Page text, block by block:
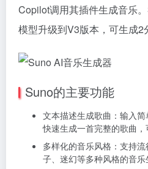
Copilot调用其插件生成音乐
模型升级到V3版本，可生成2
Suno的主要功能
文本描述生成歌曲：输入
快速生成一首完整的歌曲
多样化的音乐风格：支持
子、迷幻等多种风格的音乐